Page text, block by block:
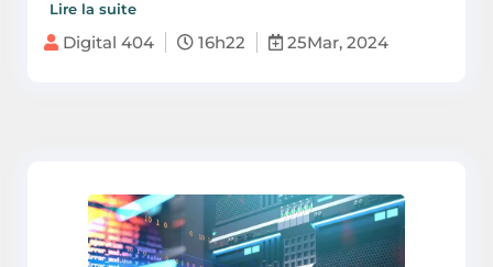
Lire la suite
Digital 404 16h22 25Mar, 2024